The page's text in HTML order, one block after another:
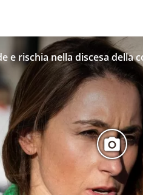
e rischia nella discesa della